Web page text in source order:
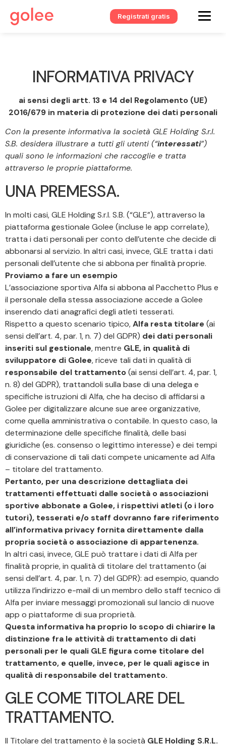
Registrati gratis
INFORMATIVA PRIVACY
ai sensi degli artt. 13 e 14 del Regolamento (UE)
2016/679 in materia di protezione dei dati personali
Con la presente informativa la società GLE Holding S.r.l.
S.B. desidera illustrare a tutti gli utenti (“interessati”)
quali sono le informazioni che raccoglie e tratta
attraverso le proprie piattaforme.
UNA PREMESSA.
In molti casi, GLE Holding S.r.l. S.B. (“GLE”), attraverso la
piattaforma gestionale Golee (incluse le app correlate),
tratta i dati personali per conto dell’utente che decide di
abbonarsi al servizio. In altri casi, invece, GLE tratta i dati
personali dell’utente che si abbona per finalità proprie.
Proviamo a fare un esempio
L’associazione sportiva Alfa si abbona al Pacchetto Plus e
il personale della stessa associazione accede a Golee
inserendo dati anagrafici degli atleti tesserati.
Rispetto a questo scenario tipico,Alfa resta titolare (ai
sensi dell’art. 4, par. 1, n. 7) del GDPR) dei dati personali
inseriti sul gestionale, mentre GLE, in qualità di
sviluppatore di Golee, riceve tali dati in qualità di
responsabile del trattamento(ai sensi dell’art. 4, par. 1,
n. 8) del GDPR), trattandoli sulla base di una delega e
specifiche istruzioni di Alfa, che ha deciso di affidarsi a
Golee per digitalizzare alcune sue aree organizzative,
come quella amministrativa o contabile. In questo caso, la
determinazione delle specifiche finalità, delle basi
giuridiche (es. consenso o legittimo interesse) e dei tempi
di conservazione di tali dati compete unicamente ad Alfa
– titolare del trattamento.
Pertanto, per una descrizione dettagliata dei
trattamenti effettuati dalle società o associazioni
sportive abbonate a Golee, i rispettivi atleti (o i loro
tutori), tesserati e/o staff dovranno fare riferimento
all’informativa privacy fornita direttamente dalla
propria società o associazione di appartenenza.
In altri casi, invece, GLE può trattare i dati di Alfa per
finalità proprie, in qualità di titolare del trattamento (ai
sensi dell’art. 4, par. 1, n. 7) del GDPR): ad esempio, quando
utilizza l’indirizzo e-mail di un membro dello staff tecnico di
Alfa per inviare messaggi promozionali sul lancio di nuove
app o piattaforme di sua proprietà.
Questa informativa ha proprio lo scopo di chiarire la
distinzione fra le attività di trattamento di dati
personali per le quali GLE figura come titolare del
trattamento, e quelle, invece, per le quali agisce in
qualità di responsabile del trattamento.
GLE COME TITOLARE DEL
TRATTAMENTO.
Il Titolare del trattamento è la società GLE Holding S.R.L.